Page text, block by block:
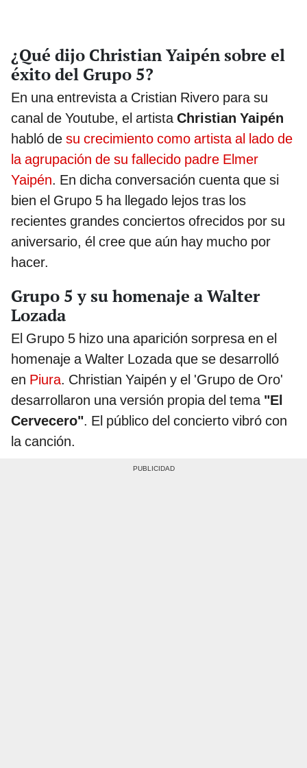
¿Qué dijo Christian Yaipén sobre el
éxito del Grupo 5?
En una entrevista a Cristian Rivero para su
canal de Youtube, el artistaChristian Yaipén
habló de su crecimiento como artista al lado de
la agrupación de su fallecido padre Elmer
Yaipén. En dicha conversación cuenta que si
bien el Grupo 5 ha llegado lejos tras los
recientes grandes conciertos ofrecidos por su
aniversario, él cree que aún hay mucho por
hacer.
Grupo 5 y su homenaje a Walter
Lozada
El Grupo 5 hizo una aparición sorpresa en el
homenaje a Walter Lozada que se desarrolló
en Piura. Christian Yaipén y el 'Grupo de Oro'
desarrollaron una versión propia del tema"El
Cervecero". El público del concierto vibró con
la canción.